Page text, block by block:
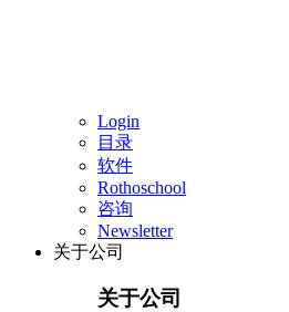
Login
目录
软件
Rothoschool
咨询
Newsletter
关于公司
关于公司